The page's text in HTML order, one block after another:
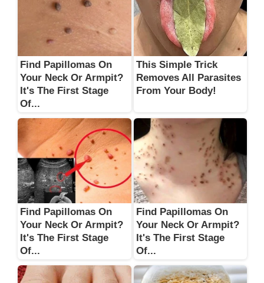
Find Papillomas On
Your Neck Or Armpit?
It's The First Stage
Of...
This Simple Trick
Removes All Parasites
From Your Body!
Find Papillomas On
Your Neck Or Armpit?
It's The First Stage
Of...
Find Papillomas On
Your Neck Or Armpit?
It's The First Stage
Of...